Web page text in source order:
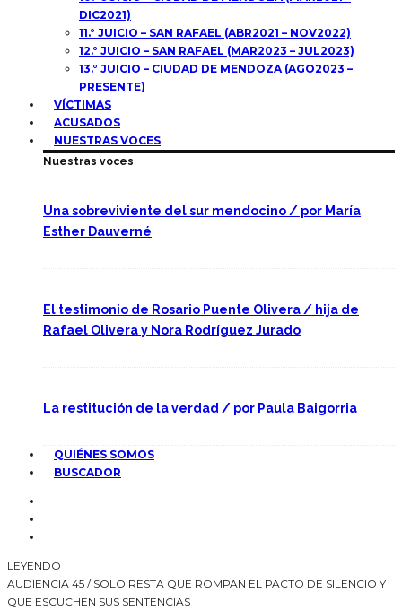
DIC2021)
11.° JUICIO – SAN RAFAEL (ABR2021 – NOV2022)
12.° JUICIO – SAN RAFAEL (MAR2023 – JUL2023)
13.° JUICIO – CIUDAD DE MENDOZA (AGO2023 –
PRESENTE)
VÍCTIMAS
ACUSADOS
NUESTRAS VOCES
Nuestras voces
Una sobreviviente del sur mendocino / por María
Esther Dauverné
El testimonio de Rosario Puente Olivera / hija de
Rafael Olivera y Nora Rodríguez Jurado
La restitución de la verdad / por Paula Baigorria
QUIÉNES SOMOS
BUSCADOR
LEYENDO
AUDIENCIA 45 / SOLO RESTA QUE ROMPAN EL PACTO DE SILENCIO Y
QUE ESCUCHEN SUS SENTENCIAS